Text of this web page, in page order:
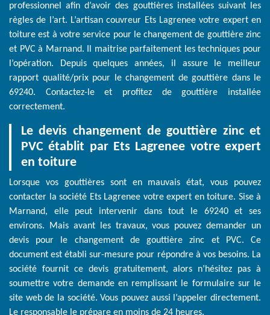
professionnel afin d’avoir des gouttières installées suivant les
règles de l’art. L’artisan couvreur Ets Lagrenee votre expert en
toiture est à votre service pour le changement de gouttière zinc
et PVC à Marnand. Il maitrise parfaitement les techniques pour
l’opération. Depuis quelques années, il assure le meilleur
rapport qualité/prix pour le changement de gouttière dans le
69240. Contactez-le et profitez de gouttière installée
correctement.
Le devis changement de gouttière zinc et
PVC établit par Ets Lagrenee votre expert
en toiture
Lorsque vos gouttières sont en mauvais état, vous pouvez
contacter la société Ets Lagrenee votre expert en toiture. Sise à
Marnand, elle peut intervenir dans tout le 69240 et ses
environs. Mais avant les travaux, vous pouvez demander un
devis pour le changement de gouttière zinc et PVC. Ce
document est établi sur-mesure pour répondre à vos besoins. La
société fournit ce devis gratuitement, alors n’hésitez pas à
soumettre votre demande en remplissant le formulaire sur le
site web de la société. Vous pouvez aussi l’appeler directement.
Le responsable le prépare en moins de 24 heures.